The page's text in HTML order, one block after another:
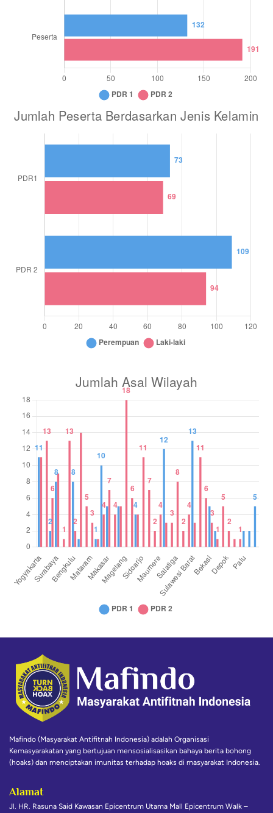
Mafindo (Masyarakat Antifitnah Indonesia) adalah Organisasi
Kemasyarakatan yang bertujuan mensosialisasikan bahaya berita bohong
(hoaks) dan menciptakan imunitas terhadap hoaks di masyarakat Indonesia.
Alamat
Jl. HR. Rasuna Said Kawasan Epicentrum Utama Mall Epicentrum Walk –